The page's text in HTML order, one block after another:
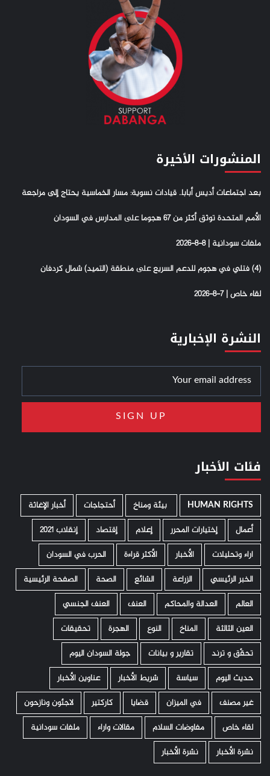
المنشورات الأخيرة
بعد اجتماعات أديس أبابا.. قيادات نسوية: مسار الخماسية يحتاج إلى مراجعة
الأمم المتحدة توثق أكثر من 67 هجوما على المدارس في السودان
ملفات سودانية | 8-8-2026
(4) فتلي في هجوم للدعم السريع على منطقة (التميد) شمال كردفان
لقاء خاص | 7-8-2026
النشرة الإخبارية
فئات الأخبار
HUMAN RIGHTS ­ بيئة ومناخ أحتجاجات
أخبار الإغاثة
أعمال
إختيارات المحرر إعلام إقتصاد
إنقلاب 2021
اراء وتحليلات
الأخبار الأكثر قراءة
الحرب في السودان
الخبر الرئيسي
الزراعة الشائع الصحة
الصفحة الرئيسية
العالم
العدالة والمحاكم العنف
العنف الجنسي
العين الثالثة
المناخ النوع الهجرة
تحقيقات
تحقّق و ترند
تقارير و بيانات
جولة السودان اليوم
حديث اليوم
سياسة شريط الأخبار
عناوين الأخبار
غير مصنف
في الميزان قضايا كاركتير
لاجئون ونازحون
لقاء خاص
مفاوضات السلام مقالات واراء
ملفات سودانية
نشرة الأخبار
نشرة الأخبار